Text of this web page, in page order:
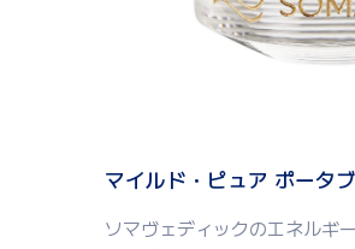
マイルド・ピュア ポータ
ソマヴェディックのエネルギ